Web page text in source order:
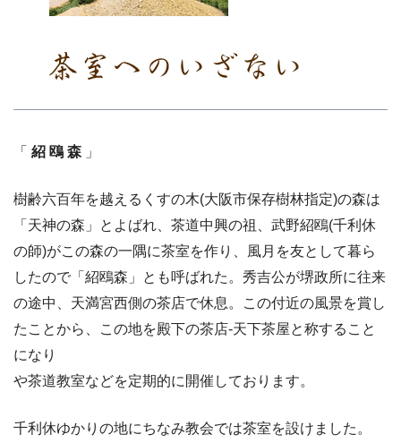
「 紹 鴎 森 」
樹齢六百年を越えるくすの木(大阪市保存樹林指定)の森は
「天神の森」とよばれ、茶道中興の祖、武野紹鴎(千利休
の師)がこの森の一隅に茶室を作り、風月を友として暮ら
したので「紹鴎森」とも呼ばれた。秀吉公が堺政所に往来
の途中、天満宮西側の茶店で休息。この付近の風景を賞し
たことから、この地を殿下の茶店-天下茶屋と称すること
になり
や茶道教室などを定期的に開催しております。
千利休ゆかりの地にちなみ教会では茶室を設けました。